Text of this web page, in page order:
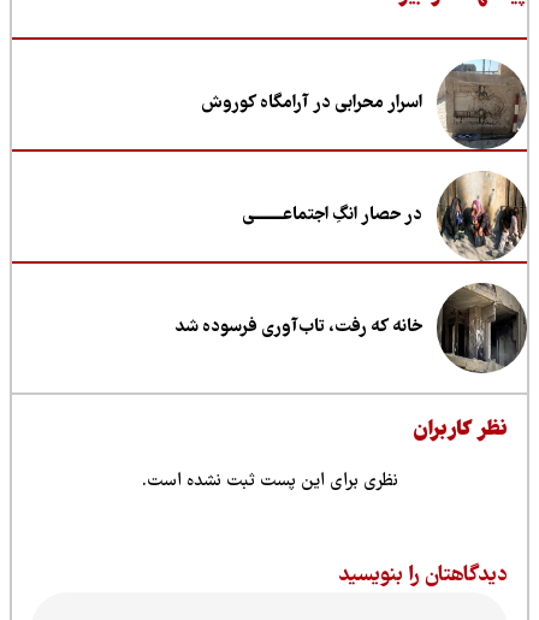
اسرار محرابی در آرامگاه کوروش
در حصار انگِ اجتماعــــــــی
خانه که رفت، تاب‌آوری فرسوده شد
کاربران
نظری برای این پست ثبت نشده است.
را بنویسید